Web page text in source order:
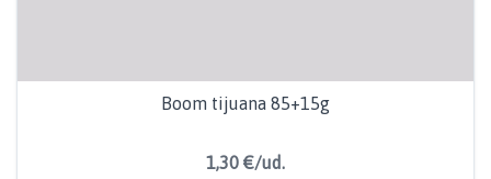
Boom tijuana 85+15g
1,30 €/ud.